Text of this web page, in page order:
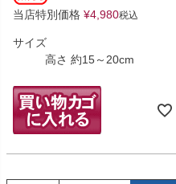
当店特別価格 ¥4,980税込
サイズ
高さ 約15～20cm